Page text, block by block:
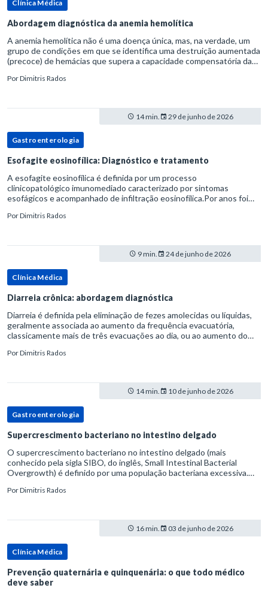
Clínica Médica
Abordagem diagnóstica da anemia hemolítica
A anemia hemolítica não é uma doença única, mas, na verdade, um
grupo de condições em que se identifica uma destruição aumentada
(precoce) de hemácias que supera a capacidade compensatória da
PorDimitris Rados
14 min. 29 de junho de 2026
Gastroenterologia
Esofagite eosinofílica: Diagnóstico e tratamento
A esofagite eosinofílica é definida por um processo
clinicopatológico imunomediado caracterizado por sintomas
esofágicos e acompanhado de infiltração eosinofílica.Por anos foi
refluxo gastr
PorDimitris Rados
9 min. 24 de junho de 2026
Clínica Médica
Diarreia crônica: abordagem diagnóstica
Diarreia é definida pela eliminação de fezes amolecidas ou líquidas,
geralmente associada ao aumento da frequência evacuatória,
classicamente mais de três evacuações ao dia, ou ao aumento do
PorDimitris Rados
14 min. 10 de junho de 2026
Gastroenterologia
Supercrescimento bacteriano no intestino delgado
O supercrescimento bacteriano no intestino delgado (mais
conhecido pela sigla SIBO, do inglês, Small Intestinal Bacterial
Overgrowth) é definido por uma população bacteriana excessiva.
PorDimitris Rados
16 min. 03 de junho de 2026
Clínica Médica
Prevenção quaternária e quinquenária: o que todo médico
deve saber